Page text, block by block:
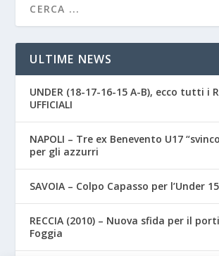
ULTIME NEWS
UNDER (18-17-16-15 A-B), ecco tutti i
UFFICIALI
NAPOLI – Tre ex Benevento U17
per gli azzurri
SAVOIA – Colpo Capasso per l’Under 15
RECCIA (2010) – Nuova sfida per il
Foggia